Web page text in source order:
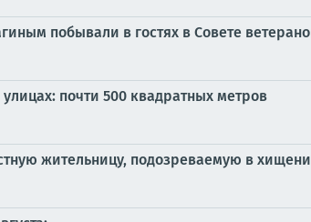
побывали в гостях в Совете
почти 500 квадратных метров
жительницу, подозреваемую в